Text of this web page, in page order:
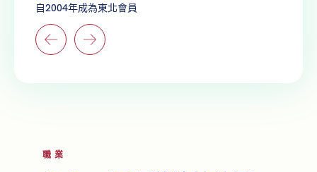
自2004年成為東北會員
職業